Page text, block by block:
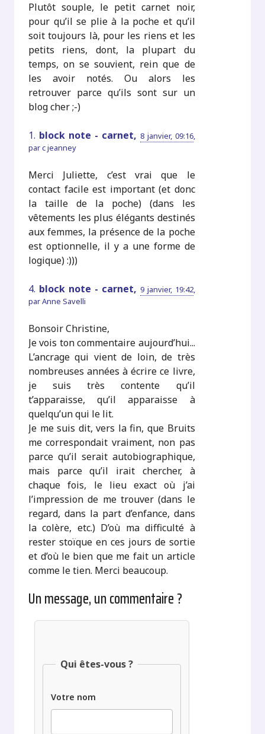
Plutôt souple, le petit carnet noir,
pour qu’il se plie à la poche et qu’il
soit toujours là, pour les riens et les
petits riens, dont, la plupart du
temps, on se souvient, rein que de
les avoir notés. Ou alors les
retrouver parce qu’ils sont sur un
blog cher ;-)
1. block note - carnet, 8 janvier, 09:16,
parc jeanney
Merci Juliette, c’est vrai que le
contact facile est important (et donc
la taille de la poche) (dans les
vêtements les plus élégants destinés
aux femmes, la présence de la poche
est optionnelle, il y a une forme de
logique) :)))
4. block note - carnet, 9 janvier, 19:42,
parAnne Savelli
Bonsoir Christine,
Je vois ton commentaire aujourd’hui...
L’ancrage qui vient de loin, de très
nombreuses années à écrire ce livre,
je suis très contente qu’il
t’apparaisse, qu’il apparaisse à
quelqu’un qui le lit.
Je me suis dit, vers la fin, que Bruits
me correspondait vraiment, non pas
parce qu’il serait autobiographique,
mais parce qu’il irait chercher, à
chaque fois, le lieu exact où j’ai
l’impression de me trouver (dans le
regard, dans la part d’enfance, dans
la colère, etc.) D’où ma difficulté à
rester stoïque en ces jours de sortie
et d’où le bien que me fait un article
comme le tien. Merci beaucoup.
Un message, un commentaire ?
Qui êtes-vous ?
Votre nom